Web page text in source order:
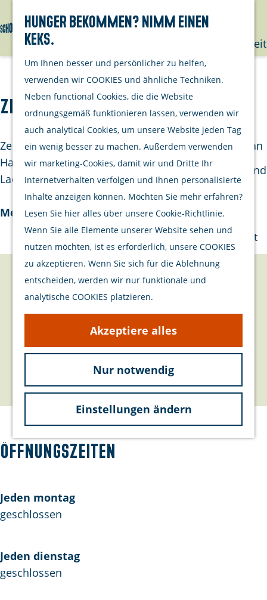
Hunger bekommen? Nimm einen
Keks.
Um Ihnen besser und persönlicher zu helfen,
verwenden wir COOKIES und ähnliche Techniken.
Neben functional Cookies, die die Website
ordnungsgemäß funktionieren lassen, verwenden wir
auch analytical Cookies, um unsere Website jeden Tag
ein wenig besser zu machen. Außerdem verwenden
wir marketing-Cookies, damit wir und Dritte Ihr
Internetverhalten verfolgen und Ihnen personalisierte
Inhalte anzeigen können. Möchten Sie mehr erfahren?
Lesen Sie hier alles über unsere Cookie-Richtlinie.
Wenn Sie alle Elemente unserer Website sehen und
nutzen möchten, ist es erforderlich, unsere COOKIES
zu akzeptieren. Wenn Sie sich für die Ablehnung
entscheiden, werden wir nur funktionale und
analytische COOKIES platzieren.
Akzeptiere alles
Nur notwendig
Einstellungen ändern
e
n
i
e
z
r
m
Hund
Nachhaltigkeit
Unternehme
staat netjes
Aktivitäten
Kulinarisch
Einkaufen und
bummeln
Radfahren
Wandern
Wassersport
Veranstaltungen
Zeeuws & Zo
Zeeuws & Zo ist seit dem Frühjahr 2020 am Ring van
Haamstede geöffnet. In diesem niedlichen, kleinen
Laden finden Sie allerlei Regionalp…
Mehr lesen
Kontakt
Ring 32
Burgh-Haamstede
Route planenb
Z
e
e
u
w
i
Z
e
e
w
o
Öffnungszeiten
Jeden montag
geschlossen
Jeden dienstag
geschlossen